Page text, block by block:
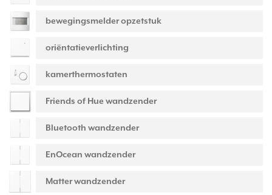
bewegingsmelder opzetstuk
oriëntatieverlichting
kamerthermostaten
Friends of Hue wandzender
Bluetooth wandzender
EnOcean wandzender
Matter wandzender